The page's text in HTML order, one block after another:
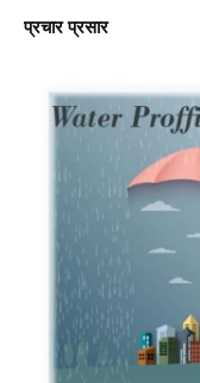
प्रचार प्रसार